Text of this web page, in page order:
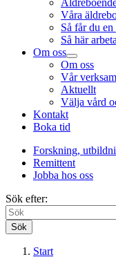
Våra
Så får du en
Så här
Om oss
Om oss
Vår
Aktuellt
Välja vård
Kontakt
Boka tid
Forskning,
Remittent
Jobba hos oss
Sök efter:
Sök
Start